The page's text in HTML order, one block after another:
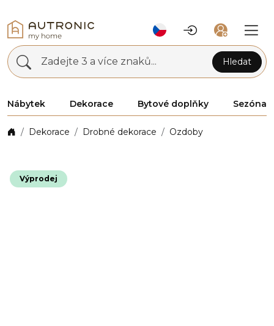
Zadejte 3 a více znaků... Hledat
Nábytek Dekorace Bytové doplňky Sezóna
Dekorace Drobné dekorace Ozdoby
Výprodej